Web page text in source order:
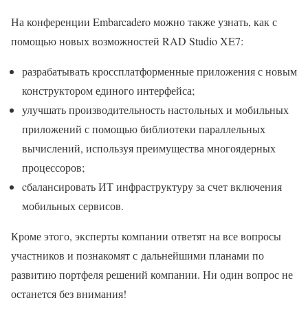
На конференции Embarcadero можно также узнать, как с
помощью новых возможностей RAD Studio XE7:
разрабатывать кроссплатформенные приложения с новым
конструктором единого интерфейса;
улучшать производительность настольных и мобильных
приложений с помощью библиотеки параллельных
вычислений, используя преимущества многоядерных
процессоров;
cбалансировать ИТ инфраструктуру за счет включения
мобильных сервисов.
Кроме этого, эксперты компании ответят на все вопросы
участников и познакомят с дальнейшими планами по
развитию портфеля решений компании. Ни один вопрос не
останется без внимания!